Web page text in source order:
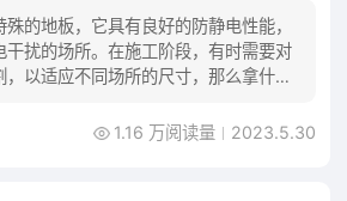
的地板，它具有良好的防静电性能，
干扰的场所。在施工阶段，有时需要对
，以适应不同场所的尺寸，那么拿什么
1.16 万阅读量 2023.5.30